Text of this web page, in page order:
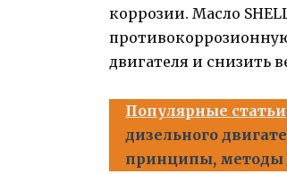
коррозии. Масло
двигателя и снизить
Популярные статьи
дизельного
принципы, методы